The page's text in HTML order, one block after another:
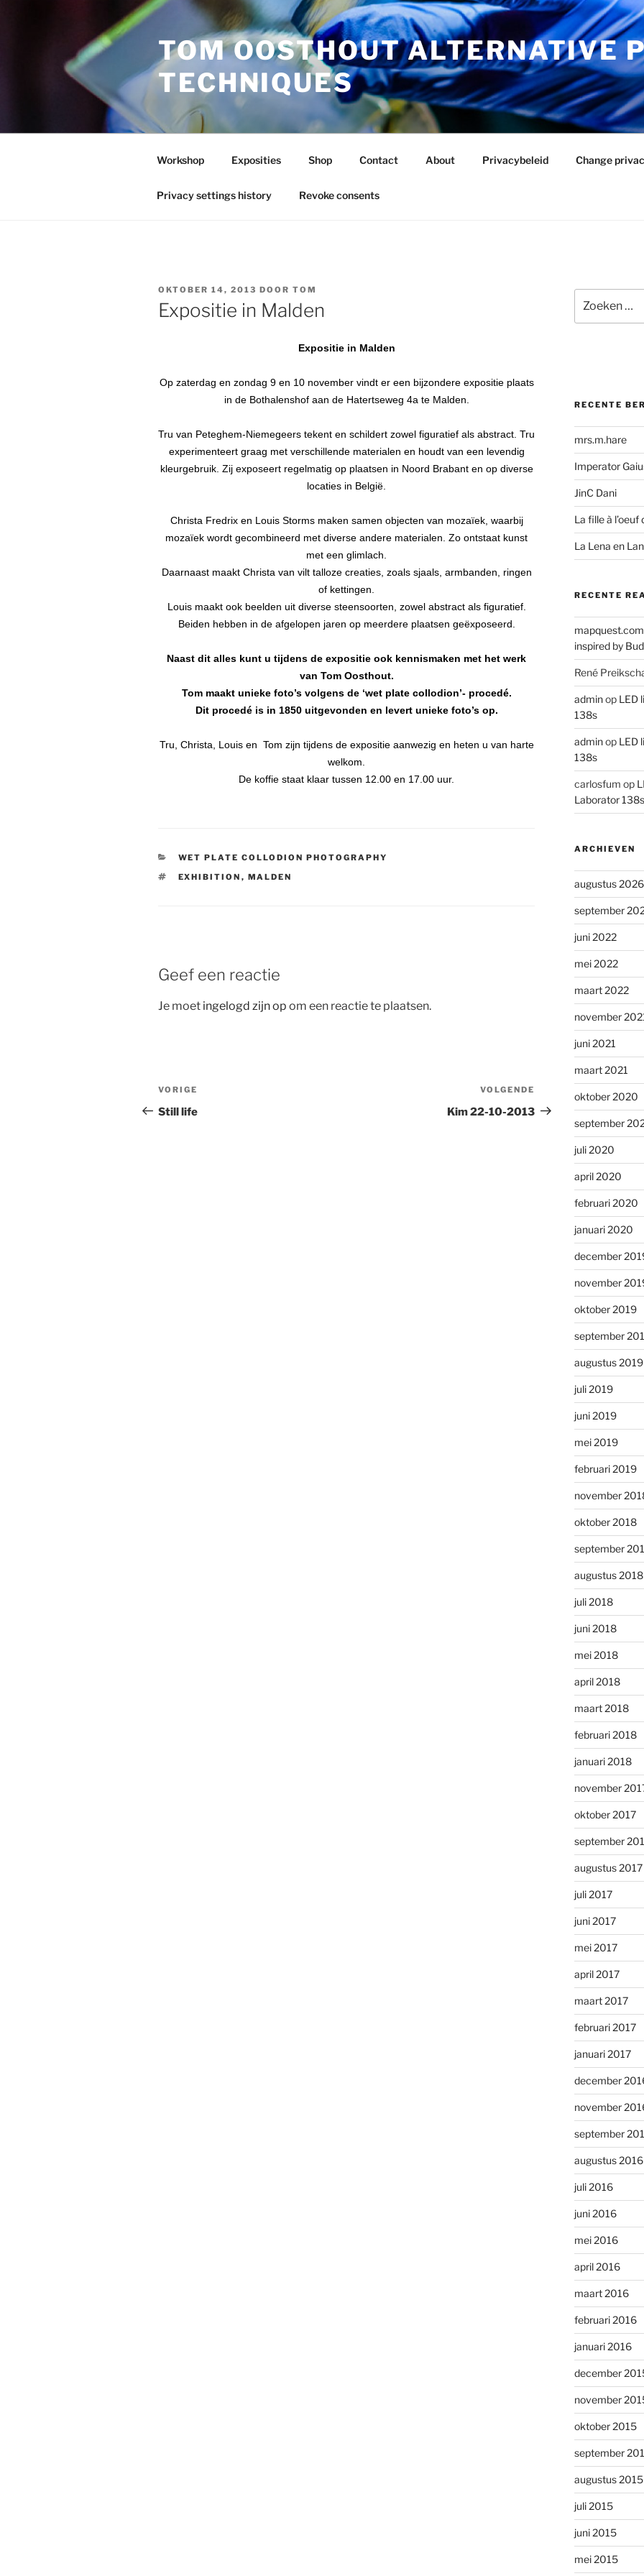
TOM OOSTHOUT ALTERNATIVE
TECHNIQUES
Workshop Exposities Shop Contact About Privacybeleid Change
Privacy settings history Revoke consents
GEPLAATST
OP
OKTOBER 14, 2013 DOOR TOM
Expositie in Malden
Expositie in Malden
Op zaterdag en zondag 9 en 10 november vindt er een bijzondere expositie plaats
in de Bothalenshof aan de Hatertseweg 4a te Malden.
Tru van Peteghem-Niemegeers tekent en schildert zowel figuratief als abstract. Tru
experimenteert graag met verschillende materialen en houdt van een levendig
kleurgebruik. Zij exposeert regelmatig op plaatsen in Noord Brabant en op diverse
locaties in België.
Christa Fredrix en Louis Storms maken samen objecten van mozaïek, waarbij
mozaïek wordt gecombineerd met diverse andere materialen. Zo ontstaat kunst
met een glimlach.
Daarnaast maakt Christa van vilt talloze creaties, zoals sjaals, armbanden, ringen
of kettingen.
Louis maakt ook beelden uit diverse steensoorten, zowel abstract als figuratief.
Beiden hebben in de afgelopen jaren op meerdere plaatsen geëxposeerd.
Naast dit alles kunt u tijdens de expositie ook kennismaken met het werk
van Tom Oosthout.
Tom maakt unieke foto’s volgens de ‘wet plate collodion’- procedé.
Dit procedé is in 1850 uitgevonden en levert unieke foto’s op.
Tru, Christa, Louis en Tom zijn tijdens de expositie aanwezig en heten u van harte
welkom.
De koffie staat klaar tussen 12.00 en 17.00 uur.
CATEGORIEËN
WET PLATE COLLODION PHOTOGRAPHY
TAGS
EXHIBITION , MALDEN
Geef een reactie
Je moet ingelogd zijn op om een reactie te plaatsen.
Bericht
navigatie
Vorig
bericht
VORIGE
Still life
bericht
VOLGENDE
Kim 22-10-2013
naar:
RECENTE
mrs.m.hare
Imperator
JinC Dani
La fille à l’oeuf
La Lena en
RECENTE
mapquest.com
inspired by
René
adminop LED
138s
adminop LED
138s
carlosfum op
Laborator 138s
ARCHIEVEN
augustus 2026
september
juni 2022
mei 2022
maart 2022
november
juni 2021
maart 2021
oktober 2020
september
juli 2020
april 2020
februari 2020
januari 2020
december
november
oktober 2019
september
augustus 2019
juli 2019
juni 2019
mei 2019
februari 2019
november
oktober 2018
september
augustus 2018
juli 2018
juni 2018
mei 2018
april 2018
maart 2018
februari 2018
januari 2018
november
oktober 2017
september
augustus 2017
juli 2017
juni 2017
mei 2017
april 2017
maart 2017
februari 2017
januari 2017
december
november
september
augustus 2016
juli 2016
juni 2016
mei 2016
april 2016
maart 2016
februari 2016
januari 2016
december
november
oktober 2015
september
augustus 2015
juli 2015
juni 2015
mei 2015